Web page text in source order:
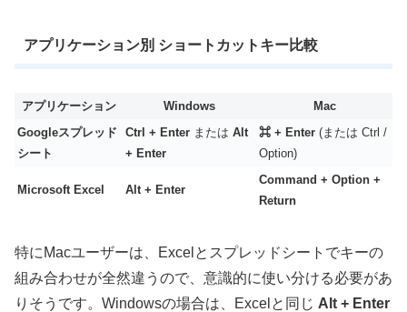
アプリケーション別 ショートカットキー比較
アプリケーション Windows
Mac
Googleスプレッド
シート
Ctrl + Enter または Alt
+ Enter
⌘ + Enter (または Ctrl /
Option)
Microsoft Excel Alt + Enter
Command + Option +
Return
特にMacユーザーは、Excelとスプレッドシートでキーの
組み合わせが全然違うので、意識的に使い分ける必要があ
りそうです。Windowsの場合は、Excelと同じ Alt + Enter